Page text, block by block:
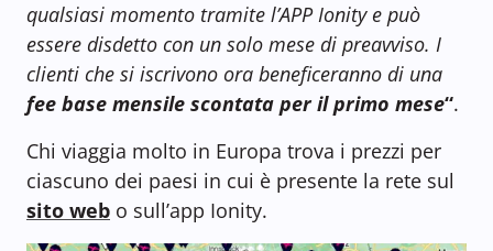
qualsiasi momento tramite l’APP Ionity e può
essere disdetto con un solo mese di preavviso. I
clienti che si iscrivono ora beneficeranno di una
fee base mensile scontata per il primo mese“.
Chi viaggia molto in Europa trova i prezzi per
ciascuno dei paesi in cui è presente la rete sul
sito web o sull’app Ionity.